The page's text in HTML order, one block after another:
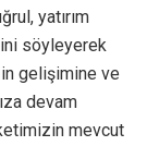
yatırım
söyleyerek
gelişimine ve
devam
mevcut